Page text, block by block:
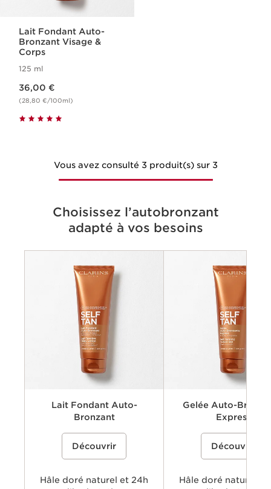
Lait Fondant Auto-
Bronzant Visage &
Corps
125 ml
36,00 €
(28,80 €/100ml)
Vous avez consulté 3 produit(s) sur 3
Choisissez l’autobronzant
adapté à vos besoins
Ingrédients clés
Lait Fondant Auto-
Bronzant
Lait fondant auto-bronzant pour
obtenir un hâle progressif et subtil. Sa
orangée.
%{Product=80122703 price}%
Découvrir
Hâle doré naturel et 24h
Gelée Auto-
Express
Gel autobronzant qui imite
du soleil pour offrir à tous
longue-tenue, sans traces ni
%{Product=80121531
Découvrir
Hâle doré naturel et